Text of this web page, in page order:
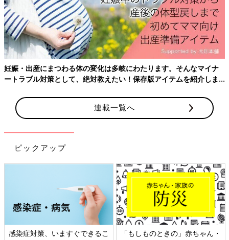
妊娠・出産にまつわる体の変化は多岐にわたります。そんなマイナ
ートラブル対策として、絶対教えたい！保存版アイテムを紹介しま
連載一覧へ
ピックアップ
感染症対策、いますぐできるこ
「もしものときの」赤ちゃん・